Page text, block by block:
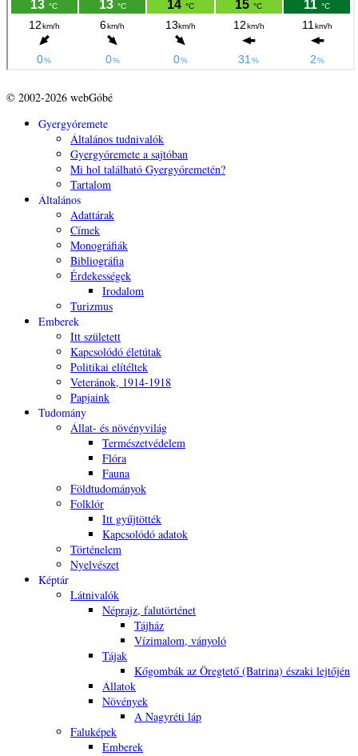
© 2002-2026 webGóbé
Gyergyóremete
Általános tudnivalók
Gyergyóremete a sajtóban
Mi hol található Gyergyóremetén?
Tartalom
Általános
Adattárak
Címek
Monográfiák
Bibliográfia
Érdekességek
Irodalom
Turizmus
Emberek
Itt született
Kapcsolódó életútak
Politikai elítéltek
Veteránok, 1914-1918
Papjaink
Tudomány
Állat- és növényvilág
Természetvédelem
Flóra
Fauna
Földtudományok
Folklór
Itt gyűjtötték
Kapcsolódó adatok
Történelem
Nyelvészet
Képtár
Látnivalók
Néprajz, falutörténet
Tájház
Vízimalom, ványoló
Tájak
Kőgombák az Öregtető (Batrina) északi lejtőjén
Állatok
Növények
A Nagyréti láp
Faluképek
Emberek